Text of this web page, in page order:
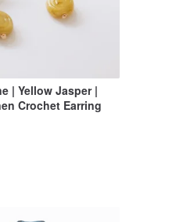
| Yellow Jasper |
Crochet Earring